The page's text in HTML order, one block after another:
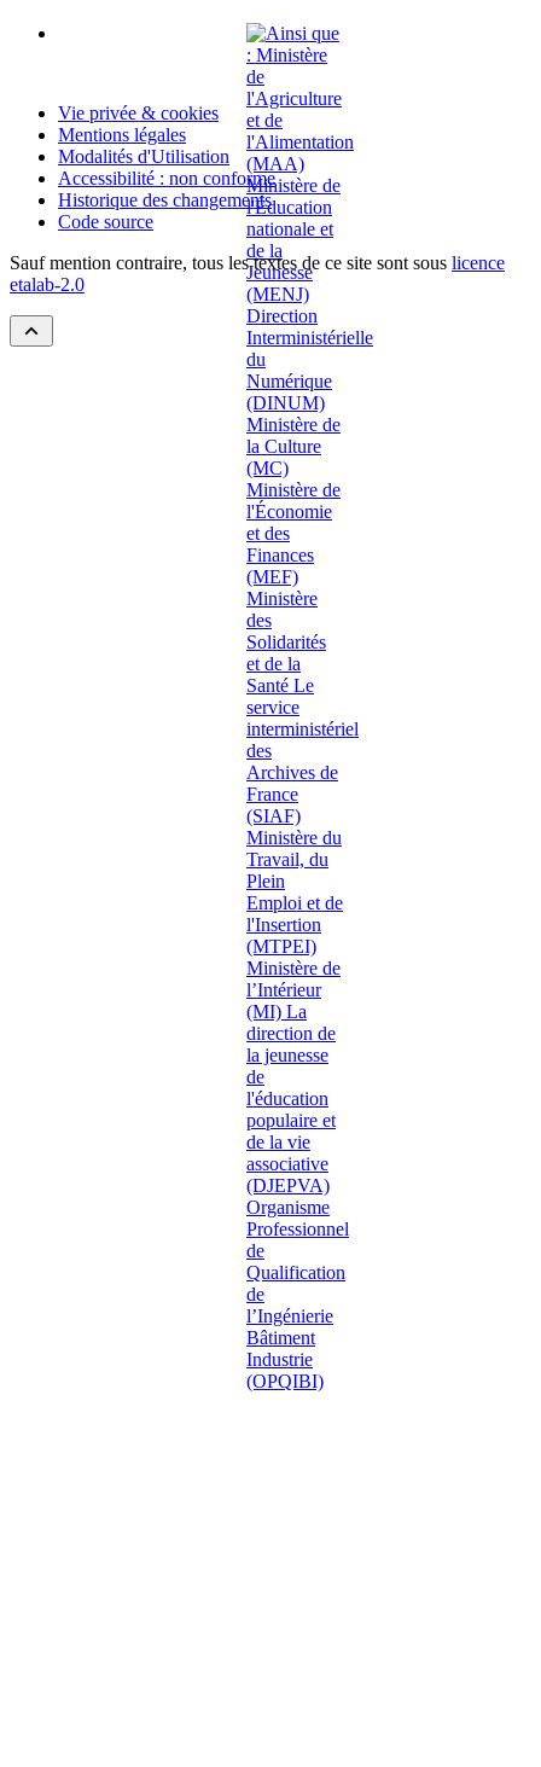
Vie privée & cookies
Mentions légales
Modalités d'Utilisation
Accessibilité : non conforme
Historique des changements
Code source
Sauf mention contraire, tous les textes de ce site sont sous licence
etalab-2.0